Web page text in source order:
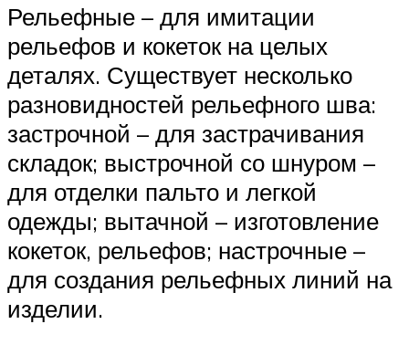
Рельефные – для имитации
рельефов и кокеток на целых
деталях. Существует несколько
разновидностей рельефного шва:
застрочной – для застрачивания
складок; выстрочной со шнуром –
для отделки пальто и легкой
одежды; вытачной – изготовление
кокеток, рельефов; настрочные –
для создания рельефных линий на
изделии.